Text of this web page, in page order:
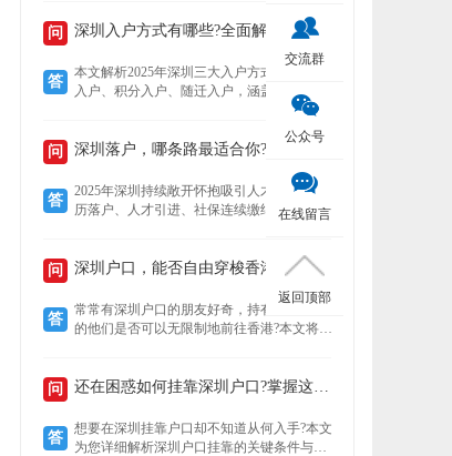
比例高达95%，退休养老金更高，且支持全
价值。
问 深圳入户方式有哪些?全面解析!
答
本文解析2025年深圳三大入户方式——人才
入户、积分入户、随迁入户，涵盖适用人
群、核心优势及政策细节。数据显示，人才
入户无需排队且无名额限制，积分入户无学
历要求但竞争激烈，随迁入户条件宽松，助
问 深圳落户，哪条路最适合你?
答
2025年深圳持续敞开怀抱吸引人才，提供学
历落户、人才引进、社保连续缴纳、投资创
定就业者还是创业者，总有一条通道助你扎
自身条件，是高效落户的关键。
问 深圳户口，能否自由穿梭香港?
答
常常有深圳户口的朋友好奇，持有特殊身份
的他们是否可以无限制地前往香港?本文将揭
问 还在困惑如何挂靠深圳户口?掌握这些要点轻松...
答
想要在深圳挂靠户口却不知道从何入手?本文
为您详细解析深圳户口挂靠的关键条件与所
交流群
公众号
在线留言
返回顶部